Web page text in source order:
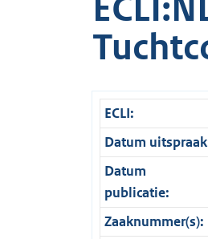
ECLI:
Datum
Datum
publicatie:
Zaaknummer(s):